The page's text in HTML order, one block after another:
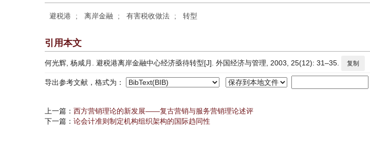
避税港 ; 离岸金融 ; 有害税收做法 ; 转型
引用本文
何光辉, 杨咸月. 避税港离岸金融中心经济亟待转型[J]. 外国经济与管理, 2003, 25(12): 31–35. 复制
导出参考文献，格式为：
上一篇： 西方营销理论的新发展——复古营销与服务营销理论述评
下一篇： 论会计准则制定机构组织架构的国际趋同性